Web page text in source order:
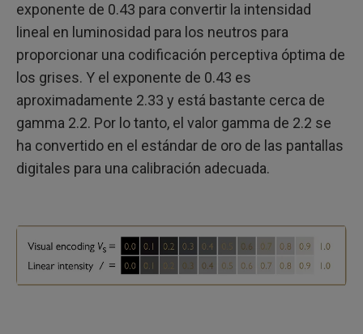
exponente de 0.43 para convertir la intensidad
lineal en luminosidad para los neutros para
proporcionar una codificación perceptiva óptima de
los grises. Y el exponente de 0.43 es
aproximadamente 2.33 y está bastante cerca de
gamma 2.2. Por lo tanto, el valor gamma de 2.2 se
ha convertido en el estándar de oro de las pantallas
digitales para una calibración adecuada.